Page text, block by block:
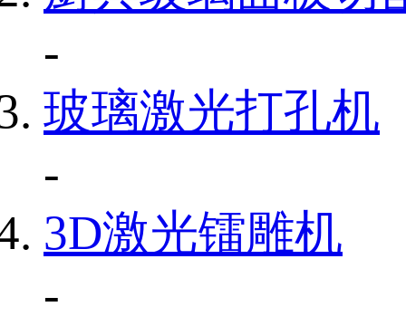
-
玻璃激光打孔机
-
3D激光镭雕机
-